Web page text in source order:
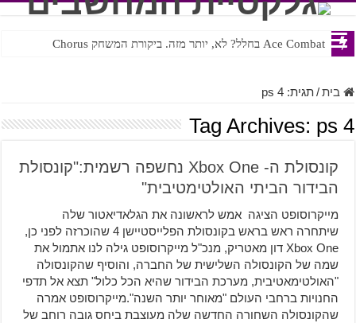
Ace Combat בחלל? לא, יותר מזה. ביקורת המשחק Chorus
בית/תגית:ps 4
Tag Archives: ps 4
קונסולת ה- Xbox One נחשפה רשמית:"קונסולת
הבידור הביתי האולטימטיבית"
מייקרוסופט הציגה אמש לראשונה את הגלאדיאטור שלה
שיתחרה ראש בראש בקונסולת הפלייסטיישן 4 שהוכרזה לפני כן,
Xbox One דון מאטריק, מנכ"ל מייקרוסופט גילה לנו אתמול את
שמה של הקונסולה השלישית של החברה, והוסיף שהקונסולה
"האולטימאטיבית, מערכת הבידור שהיא הכל כלול" תצא אל תדפי
החנויות ברחבי העולם "מאוחר יותר השנה".מייקרוסופט אמרה
שהקונסולה השחורה החדשה שלה מעוצבת ביחס גובה רוחב של